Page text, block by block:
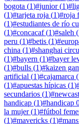
bogota (1)#junior(1)#
(1)#tarjeta roja (1)#roja
(1)#estudiantes de río
(1)#concacaf(1)#saleh (
peru (1)#betis (1)#
china (1)#shanghai
(1)#bayern (1)#bayer
(1)#bulls (1)#kaizen
artificial (1)#cajamarca (
(1)#apuestas hípicas (1)
secundarios (1)#
handicap (1)#handicap
la mujer(1)#fútbol
(1)#mavericks (1)#